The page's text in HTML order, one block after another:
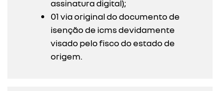
assinatura digital);
01 via original do documento de
isenção de icms devidamente
visado pelo fisco do estado de
origem.